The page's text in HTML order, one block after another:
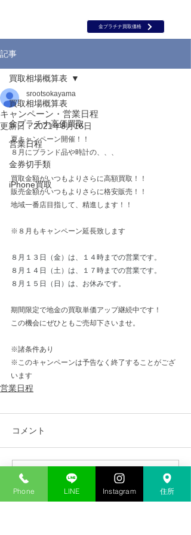
金プラチナ買取価格
記事
買取相場概算表
金プラチナ高価買取
営業日程
金券切手類
iPhone買取
買取相場概算表
キャンペーン・営業日程
srootsokayama
更新日：2021年8月16日
夏キャンペーン開催！！
８月にブランド品や時計の、、、
買取金額がいつもよりさらに高額買取！！
販売金額がいつもよりさらに格安販売！！
地域一番店目指して、精進します！！
※８月もキャンペーン延長致します
８月１３日（金）は、１４時までの営業です。
８月１４日（土）は、１７時までの営業です。
８月１５日（日）は、お休みです。
期間限定で地金の買取単価アップ継続中です！
この機会にぜひともご売却下さいませ。
※諸条件あり
※このキャンペーンは予告なく終了することがござ
います
営業日程
コメント
コメントを追加…
Phone LINE Instagram 住所